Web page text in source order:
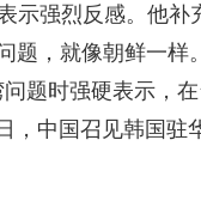
示强烈反感。他补
，就像朝鲜一样
题时强硬表示，
，中国召见韩国驻